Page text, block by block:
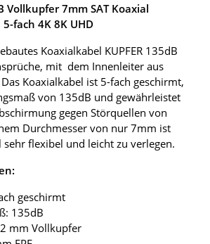
Vollkupfer 7mm SAT Koaxial
fach 4K 8K UHD
Koaxialkabel KUPFER 135dB
mit dem Innenleiter aus
Das Koaxialkabel ist 5-fach geschirmt,
von 135dB und gewährleistet
gegen Störquellen von
Durchmesser von nur 7mm ist
sehr flexibel und leicht zu verlegen.
geschirmt
135dB
mm Vollkupfer